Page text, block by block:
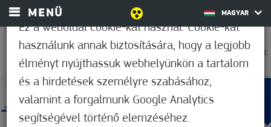
MENÜ MAGYAR
35,0°C
Ez a weboldal cookie-kat használ. Cookie-kat
használunk annak biztosítására, hogy a legjobb
élményt nyújthassuk webhelyünkön a tartalom
és a hirdetések személyre szabásához,
valamint a forgalmunk Google Analytics
segítségével történő elemzéséhez.